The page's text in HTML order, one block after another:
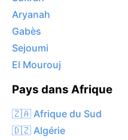
Aryanah
Gabès
Sejoumi
El Mourouj
Pays dans Afrique
🇿🇦 Afrique du Sud
🇩🇿 Algérie